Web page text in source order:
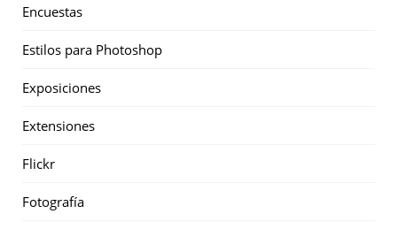
Encuestas
Estilos para Photoshop
Exposiciones
Extensiones
Flickr
Fotografía